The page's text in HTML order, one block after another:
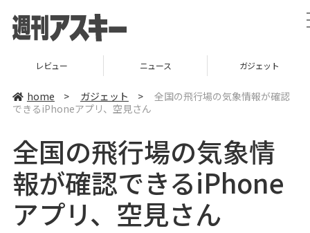
レビュー ニュース ガジェット
home > ガジェット >
全国の飛行場の気象情報が確認
できるiPhoneアプリ、空見さん
全国の飛行場の気象情
報が確認できるiPhone
アプリ、空見さん